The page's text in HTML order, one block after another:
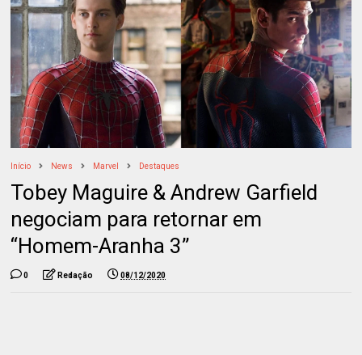
Início News Marvel Destaques
Tobey Maguire & Andrew Garfield
negociam para retornar em
“Homem-Aranha 3”
0 Redação 08/12/2020